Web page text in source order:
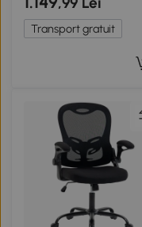
arcuri înălțime reglabilă
Negru
Transport gratuit